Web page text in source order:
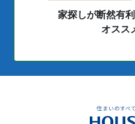
家探しが断然有
オスス